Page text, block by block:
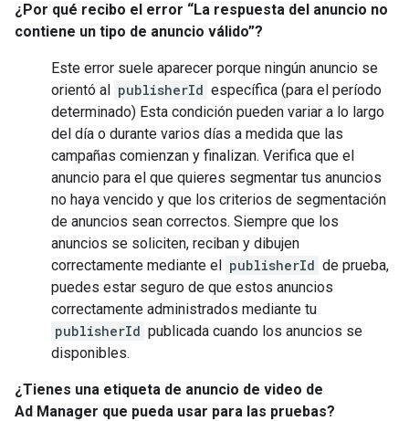
¿Por qué recibo el error “La respuesta del anuncio no
contiene un tipo de anuncio válido”?
Este error suele aparecer porque ningún anuncio se
orientó al publisherId específica (para el período
determinado) Esta condición pueden variar a lo largo
del día o durante varios días a medida que las
campañas comienzan y finalizan. Verifica que el
anuncio para el que quieres segmentar tus anuncios
no haya vencido y que los criterios de segmentación
de anuncios sean correctos. Siempre que los
anuncios se soliciten, reciban y dibujen
correctamente mediante el publisherId de prueba,
puedes estar seguro de que estos anuncios
correctamente administrados mediante tu
publisherId publicada cuando los anuncios se
disponibles.
¿Tienes una etiqueta de anuncio de video de
Ad Manager que pueda usar para las pruebas?